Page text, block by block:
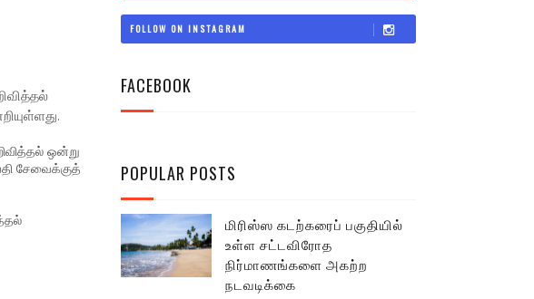
ஒன்று
சேவைக்குத்
FOLLOW ON INSTAGRAM
FACEBOOK
POPULAR POSTS
மிரிஸ்ஸ கடற்கரைப் பகுதியில்
உள்ள சட்டவிரோத
நிர்மாணங்களை அகற்ற
நடவடிக்கை